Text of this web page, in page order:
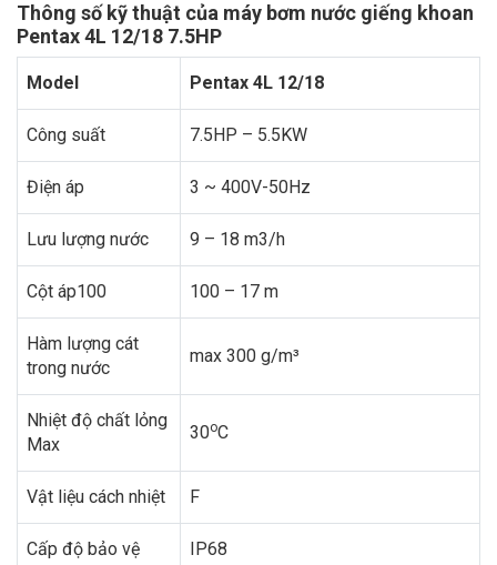
Thông số kỹ thuật của máy bơm nước giếng khoan
Pentax 4L 12/18 7.5HP
Model Pentax 4L 12/18
Công suất 7.5HP – 5.5KW
Điện áp 3 ~ 400V-50Hz
Lưu lượng nước 9 – 18 m3/h
Cột áp100 100 – 17 m
Hàm lượng cát
trong nước
max 300 g/m³
Nhiệt độ chất lỏng
Max
30oC
Vật liệu cách nhiệt F
Cấp độ bảo vệ IP68